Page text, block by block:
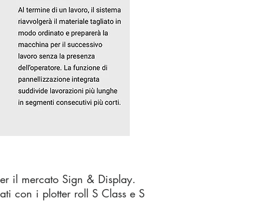
il mercato Sign & Display.
con i plotter roll S Class e S